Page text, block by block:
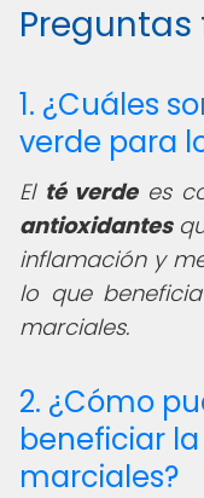
1. ¿Cuáles
verde para
El té verdees
antioxidantes
inflamación y
lo que
marciales.
2. ¿Cómo
beneficiar
marciales?